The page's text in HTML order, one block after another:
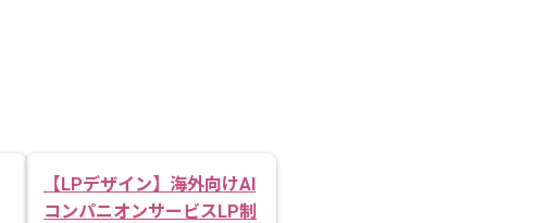
【LPデザイン】海外向けAI
コンパニオンサービスLP制